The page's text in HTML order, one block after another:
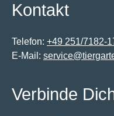
Kontakt
Telefon: +49 251/7182-
E-Mail:
Verbinde